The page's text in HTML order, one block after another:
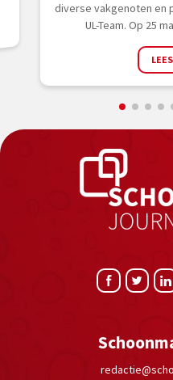
diverse vakgenoten en
UL-Team. Op 25